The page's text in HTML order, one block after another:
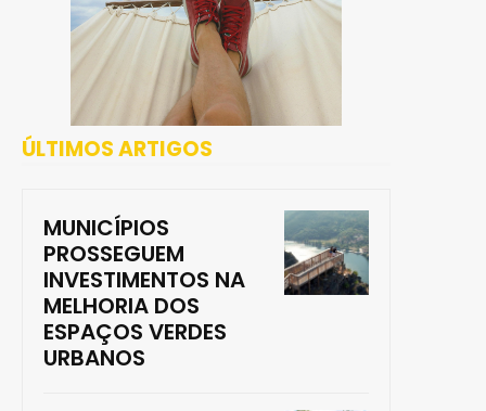
ÚLTIMOS ARTIGOS
MUNICÍPIOS
PROSSEGUEM
INVESTIMENTOS NA
MELHORIA DOS
ESPAÇOS VERDES
URBANOS